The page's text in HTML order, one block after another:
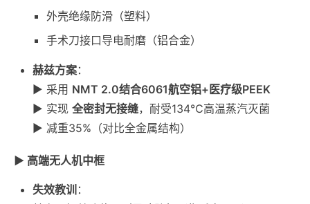
外壳绝缘防滑（塑料）
手术刀接口导电耐磨（铝合金）
赫兹方案：
▶ 采用 NMT 2.0结合6061航空铝+医疗级PEEK
▶ 实现全密封无接缝，耐受134℃高温蒸汽灭菌
▶ 减重35%（对比全金属结构）
▶ 高端无人机中框
失效教训 ：